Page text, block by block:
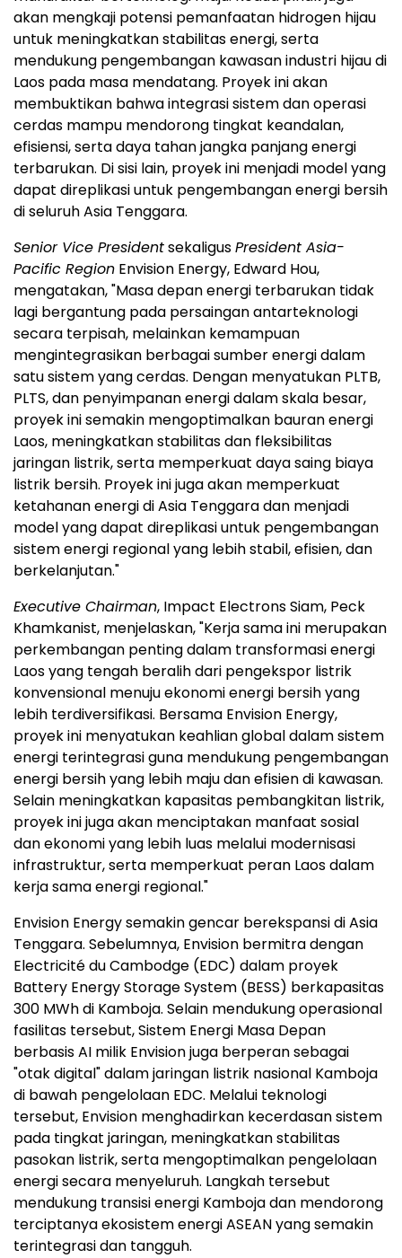
akan mengkaji potensi pemanfaatan hidrogen hijau
untuk meningkatkan stabilitas energi, serta
mendukung pengembangan kawasan industri hijau di
Laos pada masa mendatang. Proyek ini akan
membuktikan bahwa integrasi sistem dan operasi
cerdas mampu mendorong tingkat keandalan,
efisiensi, serta daya tahan jangka panjang energi
terbarukan. Di sisi lain, proyek ini menjadi model yang
dapat direplikasi untuk pengembangan energi bersih
di seluruh Asia Tenggara.
Senior Vice PresidentsekaligusPresident Asia-
Pacific Region Envision Energy, Edward Hou,
mengatakan, "Masa depan energi terbarukan tidak
lagi bergantung pada persaingan antarteknologi
secara terpisah, melainkan kemampuan
mengintegrasikan berbagai sumber energi dalam
satu sistem yang cerdas. Dengan menyatukan PLTB,
PLTS, dan penyimpanan energi dalam skala besar,
proyek ini semakin mengoptimalkan bauran energi
Laos, meningkatkan stabilitas dan fleksibilitas
jaringan listrik, serta memperkuat daya saing biaya
listrik bersih. Proyek ini juga akan memperkuat
ketahanan energi di Asia Tenggara dan menjadi
model yang dapat direplikasi untuk pengembangan
sistem energi regional yang lebih stabil, efisien, dan
berkelanjutan."
Executive Chairman, Impact Electrons Siam, Peck
Khamkanist, menjelaskan, "Kerja sama ini merupakan
perkembangan penting dalam transformasi energi
Laos yang tengah beralih dari pengekspor listrik
konvensional menuju ekonomi energi bersih yang
lebih terdiversifikasi. Bersama Envision Energy,
proyek ini menyatukan keahlian global dalam sistem
energi terintegrasi guna mendukung pengembangan
energi bersih yang lebih maju dan efisien di kawasan.
Selain meningkatkan kapasitas pembangkitan listrik,
proyek ini juga akan menciptakan manfaat sosial
dan ekonomi yang lebih luas melalui modernisasi
infrastruktur, serta memperkuat peran Laos dalam
kerja sama energi regional."
Envision Energy semakin gencar berekspansi di Asia
Tenggara. Sebelumnya, Envision bermitra dengan
Electricité du Cambodge (EDC) dalam proyek
Battery Energy Storage System (BESS) berkapasitas
300 MWh di Kamboja. Selain mendukung operasional
fasilitas tersebut, Sistem Energi Masa Depan
berbasis AI milik Envision juga berperan sebagai
"otak digital" dalam jaringan listrik nasional Kamboja
di bawah pengelolaan EDC. Melalui teknologi
tersebut, Envision menghadirkan kecerdasan sistem
pada tingkat jaringan, meningkatkan stabilitas
pasokan listrik, serta mengoptimalkan pengelolaan
energi secara menyeluruh. Langkah tersebut
mendukung transisi energi Kamboja dan mendorong
terciptanya ekosistem energi ASEAN yang semakin
terintegrasi dan tangguh.